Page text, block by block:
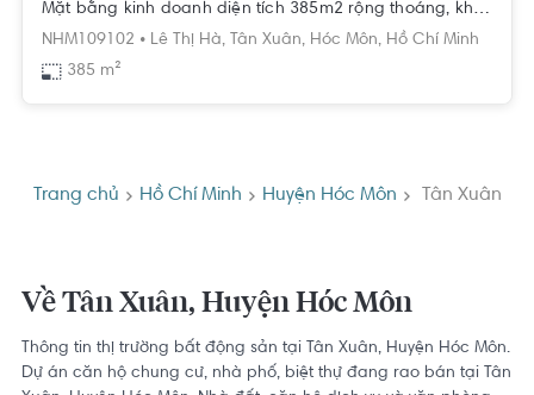
Mặt bằng kinh doanh diện tích 385m2 rộng thoáng, khu dân cư đông đúc.
NHM109102 • Lê Thị Hà, Tân Xuân, Hóc Môn, Hồ Chí Minh
385 m²
Trang chủ Hồ Chí Minh Huyện Hóc Môn Tân Xuân
Về Tân Xuân, Huyện Hóc Môn
Thông tin thị trường bất động sản tại Tân Xuân, Huyện Hóc Môn.
Dự án căn hộ chung cư, nhà phố, biệt thự đang rao bán tại Tân